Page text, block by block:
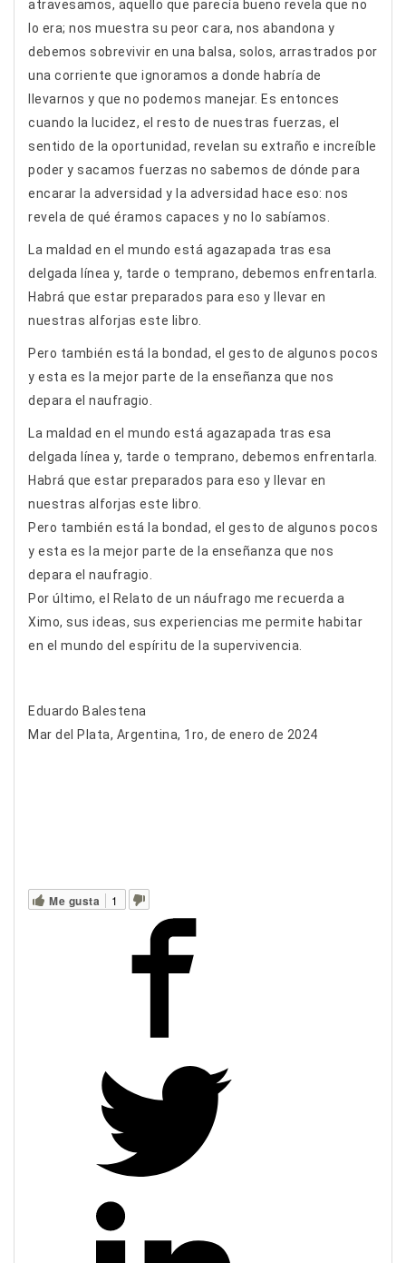
atravesamos, aquello que parecía bueno revela que no
lo era; nos muestra su peor cara, nos abandona y
debemos sobrevivir en una balsa, solos, arrastrados por
una corriente que ignoramos a donde habría de
llevarnos y que no podemos manejar. Es entonces
cuando la lucidez, el resto de nuestras fuerzas, el
sentido de la oportunidad, revelan su extraño e increíble
poder y sacamos fuerzas no sabemos de dónde para
encarar la adversidad y la adversidad hace eso: nos
revela de qué éramos capaces y no lo sabíamos.
La maldad en el mundo está agazapada tras esa
delgada línea y, tarde o temprano, debemos enfrentarla.
Habrá que estar preparados para eso y llevar en
nuestras alforjas este libro.
Pero también está la bondad, el gesto de algunos pocos
y esta es la mejor parte de la enseñanza que nos
depara el naufragio.
La maldad en el mundo está agazapada tras esa
delgada línea y, tarde o temprano, debemos enfrentarla.
Habrá que estar preparados para eso y llevar en
nuestras alforjas este libro.
Pero también está la bondad, el gesto de algunos pocos
y esta es la mejor parte de la enseñanza que nos
depara el naufragio.
Por último, el Relato de un náufrago me recuerda a
Ximo, sus ideas, sus experiencias me permite habitar
en el mundo del espíritu de la supervivencia.
Eduardo Balestena
Mar del Plata, Argentina, 1ro, de enero de 2024
Me gusta 1